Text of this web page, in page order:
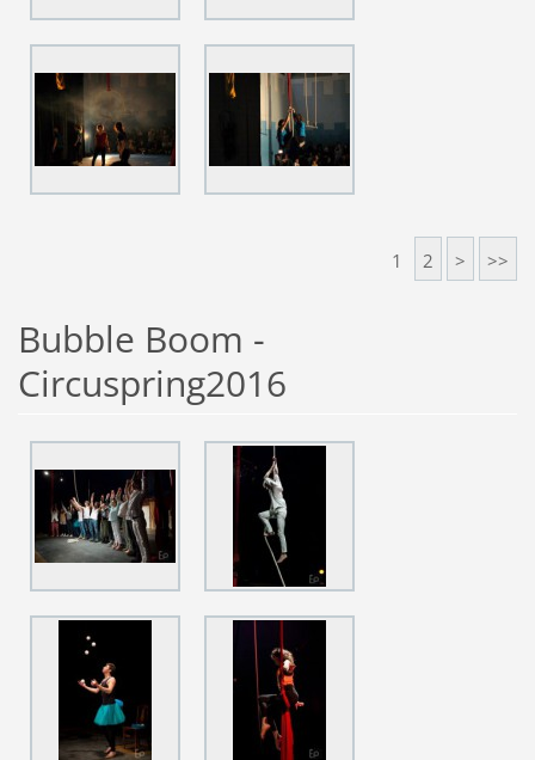
1 2 > >>
Bubble Boom -
Circuspring2016